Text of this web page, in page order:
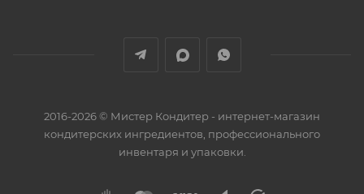
2016-2026 © Мистер Кондитер - интернет-магазин
кондитерских ингредиентов, профессионального
инвентаря и упаковки.